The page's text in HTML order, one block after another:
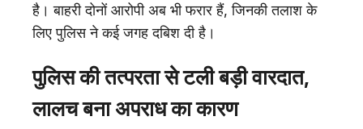
है। बाहरी दोनों आरोपी अब भी फरार हैं, जिनकी तलाश के
लिए पुलिस ने कई जगह दबिश दी है।
पुलिस की तत्परता से टली बड़ी वारदात,
लालच बना अपराध का कारण